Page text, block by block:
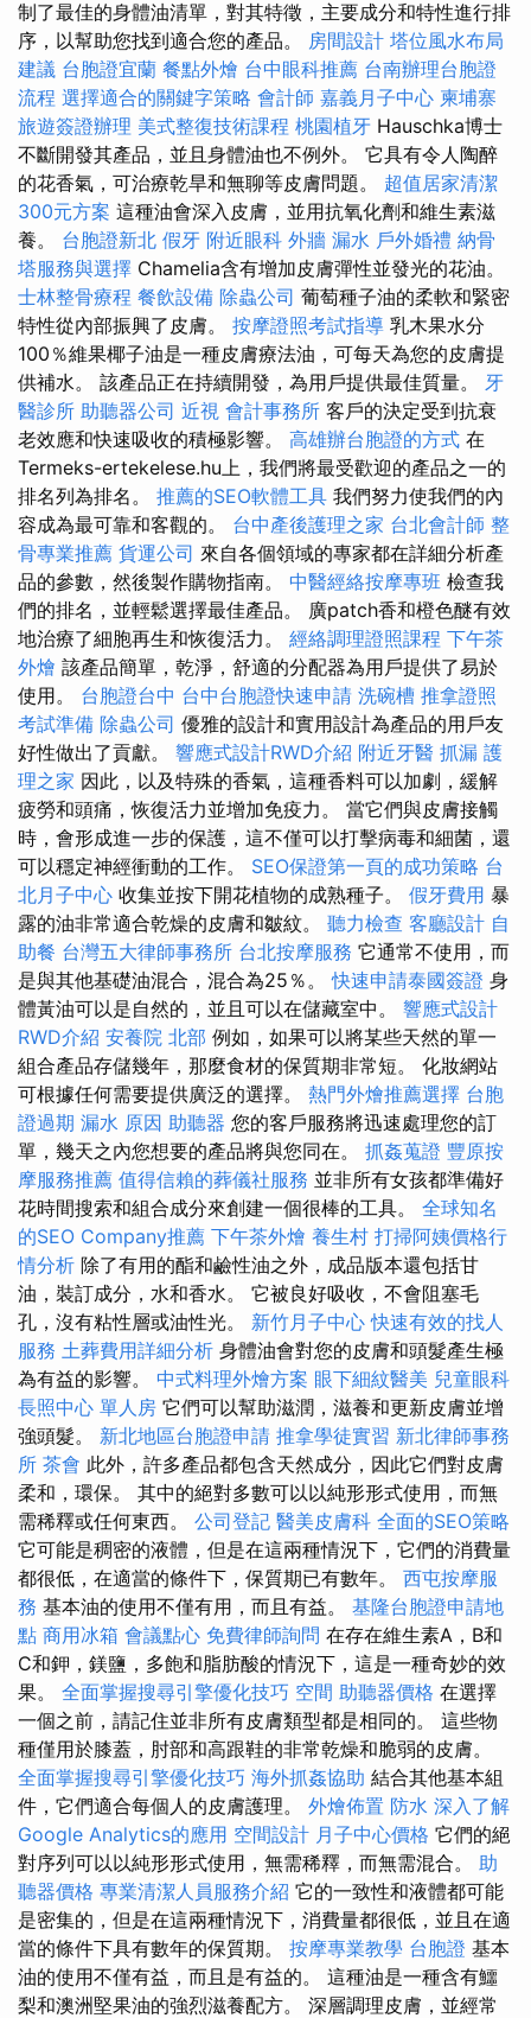
制了最佳的身體油清單，對其特徵，主要成分和特性進行排
序，以幫助您找到適合您的產品。 房間設計 塔位風水布局
建議 台胞證宜蘭 餐點外燴 台中眼科推薦 台南辦理台胞證
流程 選擇適合的關鍵字策略 會計師 嘉義月子中心 柬埔寨
旅遊簽證辦理 美式整復技術課程 桃園植牙 Hauschka博士
不斷開發其產品，並且身體油也不例外。 它具有令人陶醉
的花香氣，可治療乾旱和無聊等皮膚問題。 超值居家清潔
300元方案 這種油會深入皮膚，並用抗氧化劑和維生素滋
養。 台胞證新北 假牙 附近眼科 外牆 漏水 戶外婚禮 納骨
塔服務與選擇 Chamelia含有增加皮膚彈性並發光的花油。
士林整骨療程 餐飲設備 除蟲公司 葡萄種子油的柔軟和緊密
特性從內部振興了皮膚。 按摩證照考試指導 乳木果水分
100％維果椰子油是一種皮膚療法油，可每天為您的皮膚提
供補水。 該產品正在持續開發，為用戶提供最佳質量。 牙
醫診所 助聽器公司 近視 會計事務所 客戶的決定受到抗衰
老效應和快速吸收的積極影響。 高雄辦台胞證的方式 在
Termeks-ertekelese.hu上，我們將最受歡迎的產品之一的
排名列為排名。 推薦的SEO軟體工具 我們努力使我們的內
容成為最可靠和客觀的。 台中產後護理之家 台北會計師 整
骨專業推薦 貨運公司 來自各個領域的專家都在詳細分析產
品的參數，然後製作購物指南。 中醫經絡按摩專班 檢查我
們的排名，並輕鬆選擇最佳產品。 廣patch香和橙色醚有效
地治療了細胞再生和恢復活力。 經絡調理證照課程 下午茶
外燴 該產品簡單，乾淨，舒適的分配器為用戶提供了易於
使用。 台胞證台中 台中台胞證快速申請 洗碗槽 推拿證照
考試準備 除蟲公司 優雅的設計和實用設計為產品的用戶友
好性做出了貢獻。 響應式設計RWD介紹 附近牙醫 抓漏 護
理之家 因此，以及特殊的香氣，這種香料可以加劇，緩解
疲勞和頭痛，恢復活力並增加免疫力。 當它們與皮膚接觸
時，會形成進一步的保護，這不僅可以打擊病毒和細菌，還
可以穩定神經衝動的工作。 SEO保證第一頁的成功策略 台
北月子中心 收集並按下開花植物的成熟種子。 假牙費用 暴
露的油非常適合乾燥的皮膚和皺紋。 聽力檢查 客廳設計 自
助餐 台灣五大律師事務所 台北按摩服務 它通常不使用，而
是與其他基礎油混合，混合為25％。快速申請泰國簽證 身
體黃油可以是自然的，並且可以在儲藏室中。 響應式設計
RWD介紹 安養院 北部 例如，如果可以將某些天然的單一
組合產品存儲幾年，那麼食材的保質期非常短。 化妝網站
可根據任何需要提供廣泛的選擇。 熱門外燴推薦選擇 台胞
證過期 漏水 原因 助聽器 您的客戶服務將迅速處理您的訂
單，幾天之內您想要的產品將與您同在。 抓姦蒐證 豐原按
摩服務推薦 值得信賴的葬儀社服務 並非所有女孩都準備好
花時間搜索和組合成分來創建一個很棒的工具。 全球知名
的SEO Company推薦 下午茶外燴 養生村 打掃阿姨價格行
情分析 除了有用的酯和鹼性油之外，成品版本還包括甘
油，裝訂成分，水和香水。 它被良好吸收，不會阻塞毛
孔，沒有粘性層或油性光。 新竹月子中心 快速有效的找人
服務 土葬費用詳細分析 身體油會對您的皮膚和頭髮產生極
為有益的影響。 中式料理外燴方案 眼下細紋醫美 兒童眼科
長照中心 單人房 它們可以幫助滋潤，滋養和更新皮膚並增
強頭髮。 新北地區台胞證申請 推拿學徒實習 新北律師事務
所 茶會 此外，許多產品都包含天然成分，因此它們對皮膚
柔和，環保。 其中的絕對多數可以以純形形式使用，而無
需稀釋或任何東西。 公司登記 醫美皮膚科 全面的SEO策略
它可能是稠密的液體，但是在這兩種情況下，它們的消費量
都很低，在適當的條件下，保質期已有數年。 西屯按摩服
務 基本油的使用不僅有用，而且有益。 基隆台胞證申請地
點 商用冰箱 會議點心 免費律師詢問 在存在維生素A，B和
C和鉀，鎂鹽，多飽和脂肪酸的情況下，這是一種奇妙的效
果。 全面掌握搜尋引擎優化技巧 空間 助聽器價格 在選擇
一個之前，請記住並非所有皮膚類型都是相同的。 這些物
種僅用於膝蓋，肘部和高跟鞋的非常乾燥和脆弱的皮膚。
全面掌握搜尋引擎優化技巧 海外抓姦協助 結合其他基本組
件，它們適合每個人的皮膚護理。 外燴佈置 防水 深入了解
Google Analytics的應用 空間設計 月子中心價格 它們的絕
對序列可以以純形形式使用，無需稀釋，而無需混合。 助
聽器價格 專業清潔人員服務介紹 它的一致性和液體都可能
是密集的，但是在這兩種情況下，消費量都很低，並且在適
當的條件下具有數年的保質期。 按摩專業教學 台胞證 基本
油的使用不僅有益，而且是有益的。 這種油是一種含有鱷
梨和澳洲堅果油的強烈滋養配方。 深層調理皮膚，並經常